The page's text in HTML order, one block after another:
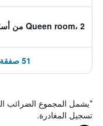
Queen room، 2 من أسرّة الكوين
51 صفقة إضافية ابتداءً من 464 ﷼
*يشمل المجموع الضرائب
تسجيل المغادرة.